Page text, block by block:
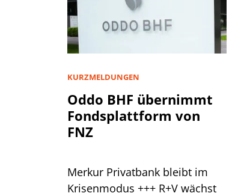
KURZMELDUNGEN
Oddo BHF übernimmt
Fondsplattform von
FNZ
Merkur Privatbank bleibt im
Krisenmodus +++ R+V wächst